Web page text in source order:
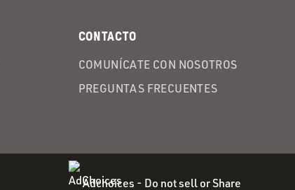
CONTACTO
COMUNÍCATE CON NOSOTROS
PREGUNTAS FRECUENTES
Adchoices - Do not sell or Share